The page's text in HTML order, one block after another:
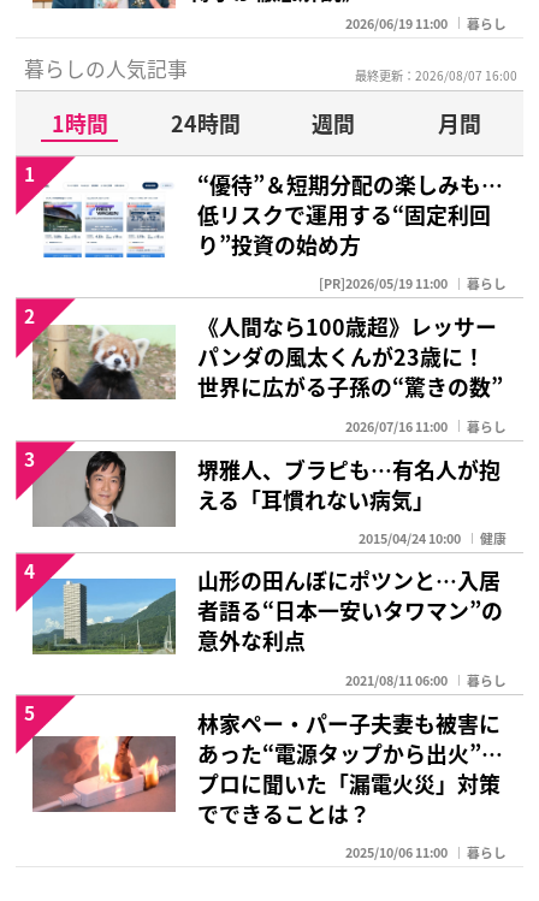
2026/06/19 11:00 暮らし
暮らしの人気記事 最終更新：2026/08/07 16:00
1時間 24時間 週間
月間
“優待”＆短期分配の楽しみも…
低リスクで運用する“固定利回
り”投資の始め方
[PR]2026/05/19 11:00 暮らし
1
《人間なら100歳超》レッサー
パンダの風太くんが23歳に！
世界に広がる子孫の“驚きの数”
2026/07/16 11:00 暮らし
2
堺雅人、ブラピも…有名人が抱
える「耳慣れない病気」
2015/04/24 10:00 健康
3
山形の田んぼにポツンと…入居
者語る“日本一安いタワマン”の
意外な利点
2021/08/11 06:00 暮らし
4
林家ペー・パー子夫妻も被害に
あった“電源タップから出火”…
プロに聞いた「漏電火災」対策
でできることは？
2025/10/06 11:00 暮らし
5